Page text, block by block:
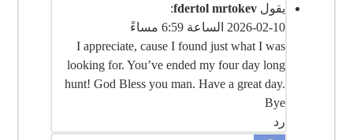
يقول fdertol mrtokev
:
2026-02-10 الساعة 6:59 مساءً
I appreciate, cause I found just what I was
looking for. You’ve ended my four day long
hunt! God Bless you man. Have a great day.
Bye
رد